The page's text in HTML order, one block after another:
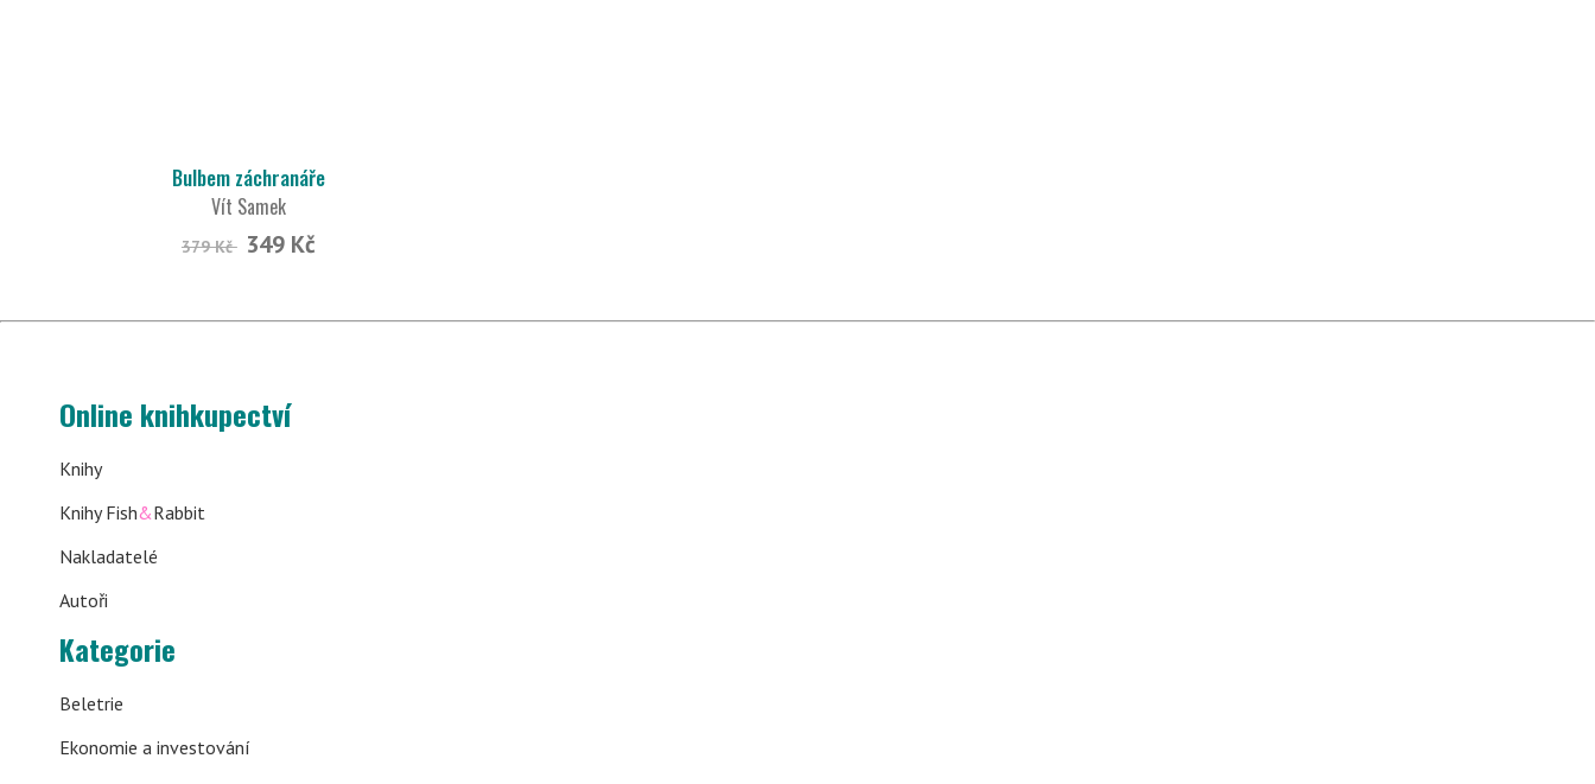
Bulbem záchranáře
Vít Samek
379 Kč 349 Kč
Online knihkupectví
Knihy
Knihy Fish&Rabbit
Nakladatelé
Autoři
Kategorie
Beletrie
Ekonomie a investování